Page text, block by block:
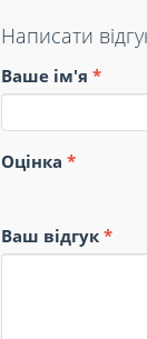
Написати
Ваше ім'я
Оцінка
Ваш відгук